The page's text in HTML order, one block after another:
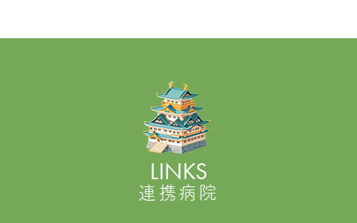
LINKS
連携病院